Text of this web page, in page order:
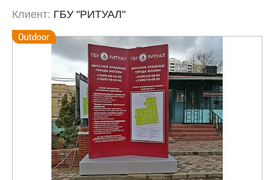
Клиент: ГБУ "РИТУАЛ"